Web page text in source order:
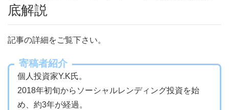
底解説
記事の詳細をご覧下さい。
寄稿者紹介
個人投資家Y.K氏。
2018年初旬からソーシャルレンディング投資を始
め、約3年が経過。